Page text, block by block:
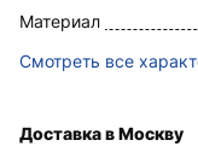
Материал
Смотреть все
Доставка в Москву